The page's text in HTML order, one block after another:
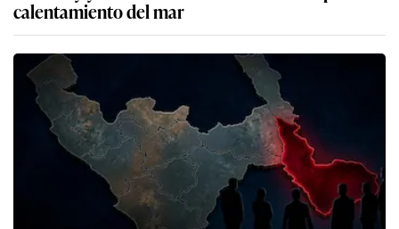
calentamiento del mar